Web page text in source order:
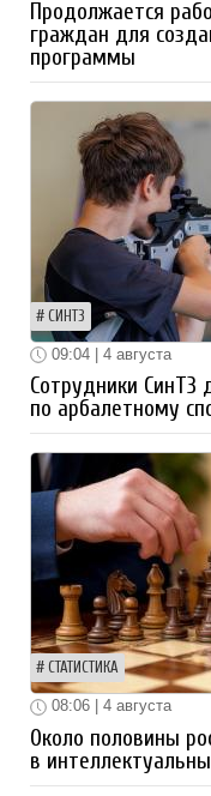
Продолжается
граждан для
программы
СИНТЗ
09:04 | 4 августа
Сотрудники СинТЗ
по арбалетному
СТАТИСТИКА
08:06 | 4 августа
Около половины
в